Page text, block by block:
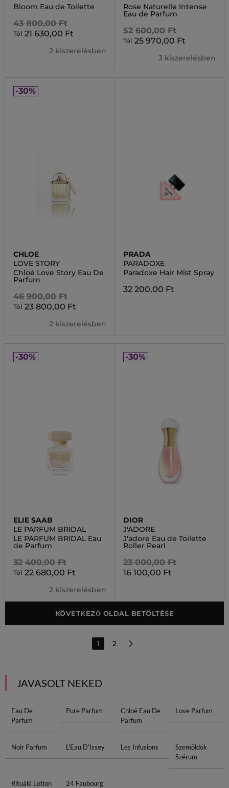
Bloom Eau de Toilette
43 800,00 Ft
Tól 21 630,00 Ft
2 kiszerelésben
INTENSE
Rose Naturelle Intense
Eau de Parfum
52 600,00 Ft
Tól 25 970,00 Ft
3 kiszerelésben
-30%
CHLOE
LOVE STORY
Chloé Love Story Eau De
Parfum
46 900,00 Ft
Tól 23 800,00 Ft
2 kiszerelésben
PRADA
PARADOXE
Paradoxe Hair Mist Spray
32 200,00 Ft
-30%
ELIE SAAB
LE PARFUM BRIDAL
LE PARFUM BRIDAL Eau
de Parfum
32 400,00 Ft
Tól 22 680,00 Ft
2 kiszerelésben
-30%
DIOR
J'ADORE
J'adore Eau de Toilette
Roller Pearl
23 000,00 Ft
16 100,00 Ft
KÖVETKEZŐ OLDAL BETÖLTÉSE
1 2
JAVASOLT NEKED
Eau De
Parfum
Pure Parfum
Chloé Eau De
Parfum
Love Parfum
Noir Parfum L'Eau D'Issey Les Infusions
Szemöldök
Szérum
Rituálé Lotion 24 Faubourg